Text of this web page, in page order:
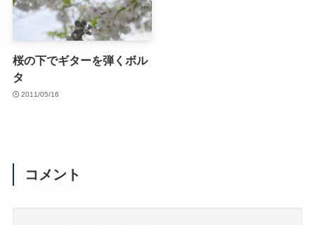
桜の下でギターを弾くボル
タ
2011/05/16
コメント